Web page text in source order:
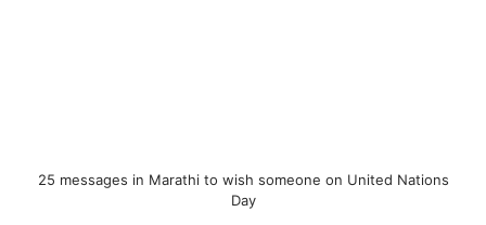
25 messages in Marathi to wish someone on United Nations
Day